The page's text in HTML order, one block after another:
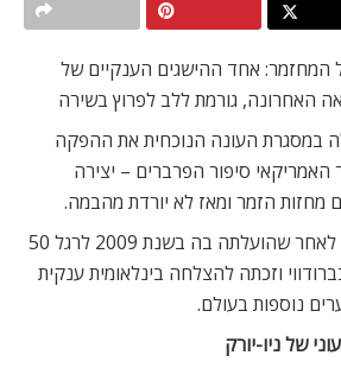
המחזמר: אחד ההישגים הענקיים של
האחרונה, גורמת ללב לפרוץ בשירה
במסגרת העונה הנוכחית את ההפקה
סיפור הפרברים – יצירה
הזמר ומאז לא יורדת מהבמה.
הפקה זו חוזרת לאופרה לאחר שהועלתה בה בשנת 2009 לרגל 50
וזכתה להצלחה בינלאומית ענקית
נוספות בעולם.
של ניו-יורק